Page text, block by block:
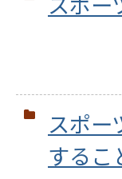
スポー
するこ